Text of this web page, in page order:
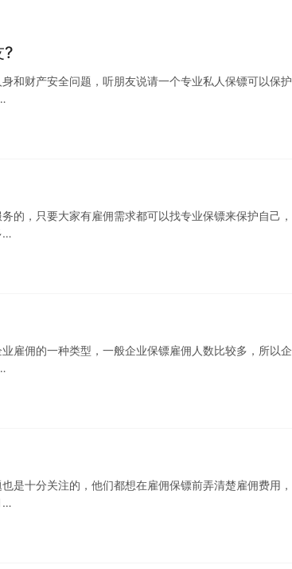
?
和财产安全问题，听朋友说请一个专业私人保镖可以保护
的，只要大家有雇佣需求都可以找专业保镖来保护自己，
…
雇佣的一种类型，一般企业保镖雇佣人数比较多，所以企
是十分关注的，他们都想在雇佣保镖前弄清楚雇佣费用，
…